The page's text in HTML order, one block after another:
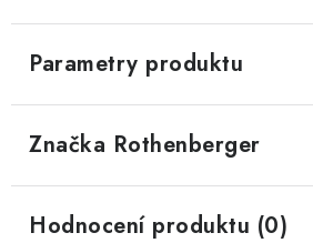
Parametry produktu
Značka Rothenberger
Hodnocení produktu (0)